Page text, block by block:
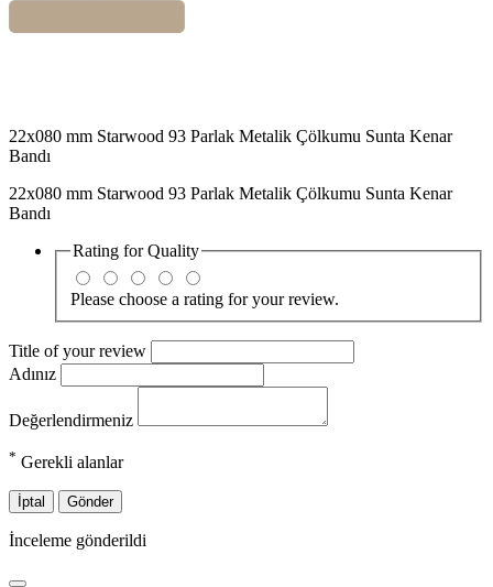
22x080 mm Starwood 93 Parlak Metalik Çölkumu Sunta Kenar
Bandı
22x080 mm Starwood 93 Parlak Metalik Çölkumu Sunta Kenar
Bandı
Rating forQuality
Please choose a rating for your review.
Title of your review
Adınız
Değerlendirmeniz
* Gerekli alanlar
İptal Gönder
İnceleme gönderildi